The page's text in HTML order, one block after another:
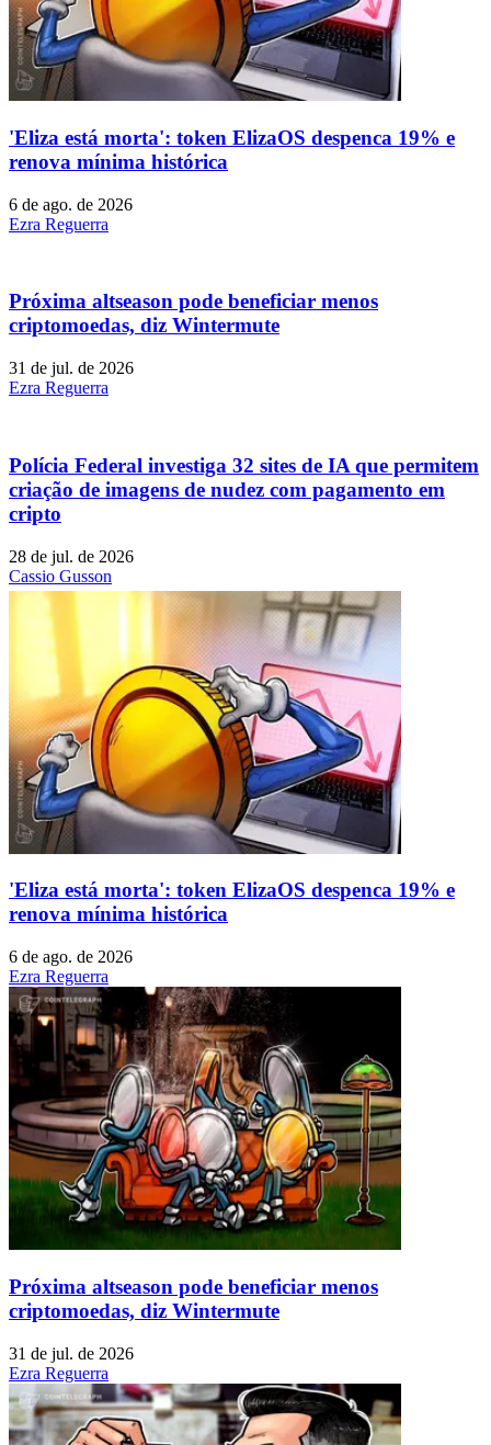
'Eliza está morta': token ElizaOS despenca 19% e
renova mínima histórica
6 de ago. de 2026
Ezra Reguerra
Próxima altseason pode beneficiar menos
criptomoedas, diz Wintermute
31 de jul. de 2026
Ezra Reguerra
Polícia Federal investiga 32 sites de IA que permitem
criação de imagens de nudez com pagamento em
cripto
28 de jul. de 2026
Cassio Gusson
'Eliza está morta': token ElizaOS despenca 19% e
renova mínima histórica
6 de ago. de 2026
Ezra Reguerra
Próxima altseason pode beneficiar menos
criptomoedas, diz Wintermute
31 de jul. de 2026
Ezra Reguerra